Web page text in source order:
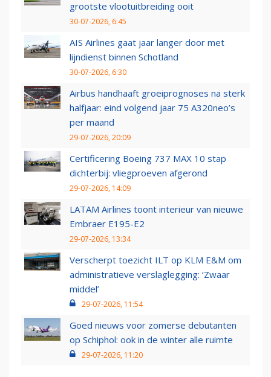
grootste vlootuitbreiding ooit
30-07-2026, 6:45
AIS Airlines gaat jaar langer door met
lijndienst binnen Schotland
30-07-2026, 6:30
Airbus handhaaft groeiprognoses na sterk
halfjaar: eind volgend jaar 75 A320neo’s
per maand
29-07-2026, 20:09
Certificering Boeing 737 MAX 10 stap
dichterbij: vliegproeven afgerond
29-07-2026, 14:09
LATAM Airlines toont interieur van nieuwe
Embraer E195-E2
29-07-2026, 13:34
Verscherpt toezicht ILT op KLM E&M om
administratieve verslaglegging: ‘Zwaar
middel’
29-07-2026, 11:54
Goed nieuws voor zomerse debutanten
op Schiphol: ook in de winter alle ruimte
29-07-2026, 11:20